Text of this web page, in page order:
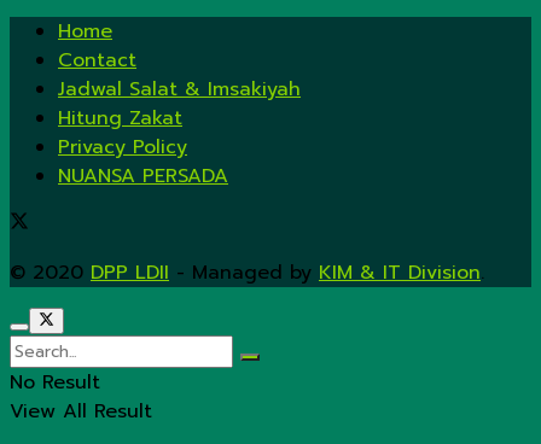
Home
Contact
Jadwal Salat & Imsakiyah
Hitung Zakat
Privacy Policy
NUANSA PERSADA
© 2020 DPP LDII - Managed by KIM & IT Division.
No Result
View All Result